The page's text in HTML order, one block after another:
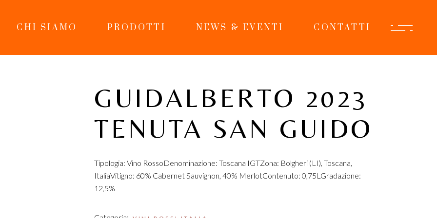
CHI SIAMO PRODOTTI NEWS & EVENTI CONTATTI
GUIDALBERTO 2023
TENUTA SAN GUIDO
Tipologia: Vino RossoDenominazione: Toscana IGTZona: Bolgheri (LI), Toscana,
ItaliaVitigno: 60% Cabernet Sauvignon, 40% MerlotContenuto: 0,75LGradazione:
12,5%